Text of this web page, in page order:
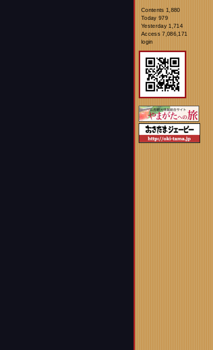
Contents 1,880
Today 979
Yesterday 1,714
Access 7,086,171
login